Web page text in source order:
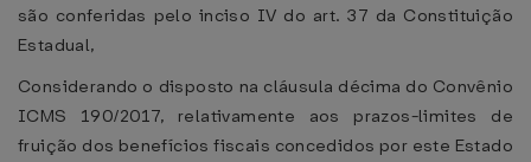
são conferidas pelo inciso IV do art. 37 da Constituição
Estadual,
Considerando o disposto na cláusula décima do Convênio
ICMS 190/2017, relativamente aos prazos-limites de
fruição dos benefícios fiscais concedidos por este Estado